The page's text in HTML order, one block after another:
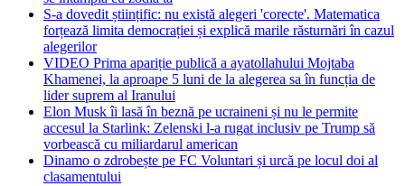
S-a dovedit științific: nu există alegeri 'corecte'. Matematica
forțează limita democrației și explică marile răsturnări în cazul
alegerilor
VIDEO Prima apariție publică a ayatollahului Mojtaba
Khamenei, la aproape 5 luni de la alegerea sa în funcția de
lider suprem al Iranului
Elon Musk îi lasă în beznă pe ucraineni și nu le permite
accesul la Starlink: Zelenski l-a rugat inclusiv pe Trump să
vorbească cu miliardarul american
Dinamo o zdrobește pe FC Voluntari și urcă pe locul doi al
clasamentului